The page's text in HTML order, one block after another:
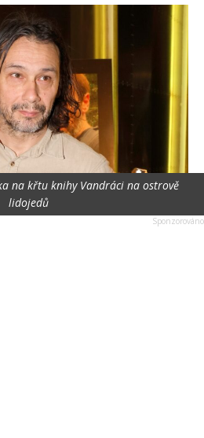
na křtu knihy Vandráci na ostrově
lidojedů